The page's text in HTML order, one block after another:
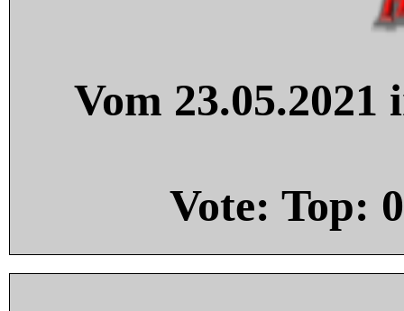
Vom
Vote: Top: 0